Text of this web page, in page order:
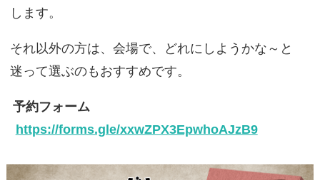
します。
それ以外の方は、会場で、どれにしようかな～と
迷って選ぶのもおすすめです。
予約フォーム
https://forms.gle/xxwZPX3EpwhoAJzB9